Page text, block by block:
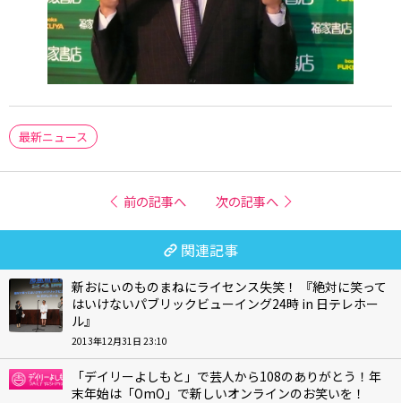
最新ニュース
前の記事へ 次の記事へ
関連記事
新おにぃのものまねにライセンス失笑！ 『絶対に笑って
はいけないパブリックビューイング24時 in 日テレホー
ル』
2013年12月31日 23:10
「デイリーよしもと」で芸人から108のありがとう！年
末年始は「OmO」で新しいオンラインのお笑いを！